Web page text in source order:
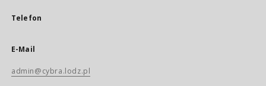
Telefon
E-Mail
admin@cybra.lodz.pl